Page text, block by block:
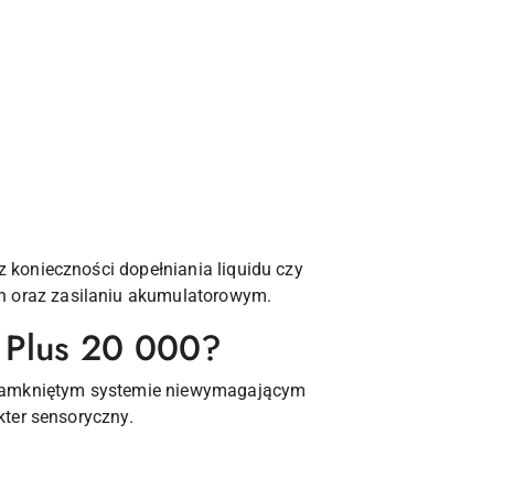
konieczności dopełniania liquidu czy
oraz zasilaniu akumulatorowym.
20 000?
systemie niewymagającym
sensoryczny.